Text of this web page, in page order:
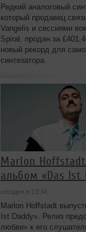
Редкий аналоговый
который продавец
Vangelis и сессиями
Spiral, продан за
новый рекорд для
синтезатора.
Marlon Hoffstadt
альбом «Das Ist
сегодня в 13:34
Marlon Hoffstadt
Ist Daddy». Релиз
любви» к его